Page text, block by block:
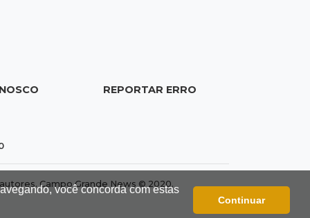
você concorda com estas
Continuar
representará o Brasil no Pan-
Grávida acha barata em hambúrguer
e restaurante terá de pagar R$ 6 mil
REPORTAR ERRO
Campo Grande News © 2020.